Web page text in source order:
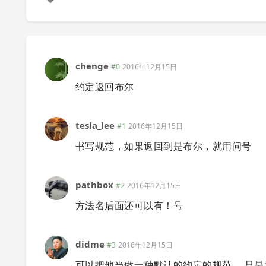
chenge #0 2016年12月15日
约定返回布尔
tesla_lee #1 2016年12月15日
书写规范，如果返回到是布尔，就用问号
pathbox #2 2016年12月15日
方法名后面还可以有！号
didme #3 2016年12月15日